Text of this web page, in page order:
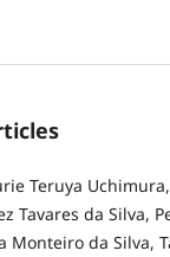
Teruya
Tavares da Silva,
Monteiro da Silva,